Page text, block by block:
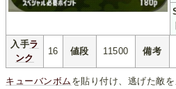
入手ラ
ンク
16 値段 11500 備考
キューバンボム を貼り付け、逃げた敵を